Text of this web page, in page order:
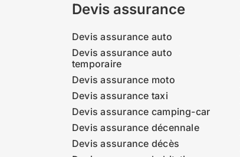
Devis assurance
Devis assurance auto
Devis assurance auto
temporaire
Devis assurance moto
Devis assurance taxi
Devis assurance camping-car
Devis assurance décennale
Devis assurance décès